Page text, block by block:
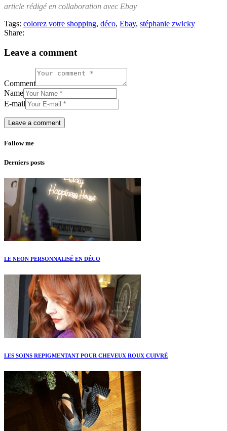
article rédigé en collaboration avec Ebay
Tags: colorez votre shopping, déco, Ebay, stéphanie zwicky
Share:
Leave a comment
Comment
Name
E-mail
Follow me
Derniers posts
LE NEON PERSONNALISÉ EN DÉCO
LES SOINS REPIGMENTANT POUR CHEVEUX ROUX CUIVRÉ